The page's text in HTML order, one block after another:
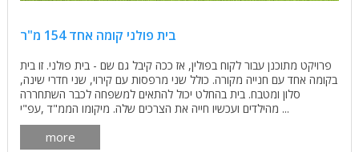
בית פולני קומה אחד 154 מ"ר
פרויקט מתוכנן עבור לקוח בפולין, אז ככה קיבל גם שם - בית פולני. זו בית
בקומה אחד עם חנייה מקורה. כולל שני מרפסות עם קירוי, שני חדרי שינה,
סלון ומטבח. בית בהחלט יכול להתאים למשפחה לכבר השתחררה
מהילדים ועכשיו חייה את הצרכים שלה. מיקומו הממ"ד ,עפ"י ...
more